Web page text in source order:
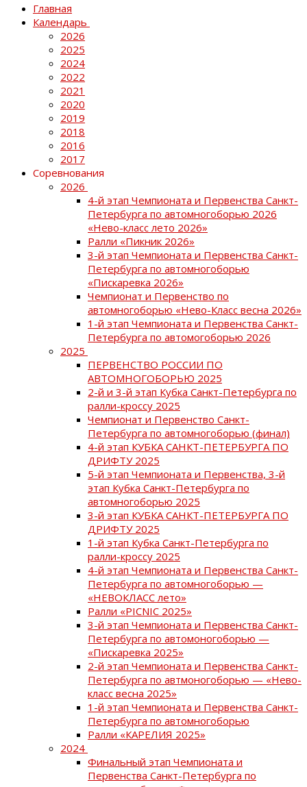
Главная
Календарь
2026
2025
2024
2022
2021
2020
2019
2018
2016
2017
Соревнования
2026
4-й этап Чемпионата и Первенства Санкт-
Петербурга по автомногоборью 2026
«Нево-класс лето 2026»
Ралли «Пикник 2026»
3-й этап Чемпионата и Первенства Санкт-
Петербурга по автомногоборью
«Пискаревка 2026»
Чемпионат и Первенство по
автомногоборью «Нево-Класс весна 2026»
1-й этап Чемпионата и Первенства Санкт-
Петербурга по автомогоборью 2026
2025
ПЕРВЕНСТВО РОССИИ ПО
АВТОМНОГОБОРЬЮ 2025
2-й и 3-й этап Кубка Санкт-Петербурга по
ралли-кроссу 2025
Чемпионат и Первенство Санкт-
Петербурга по автомногоборью (финал)
4-й этап КУБКА САНКТ-ПЕТЕРБУРГА ПО
ДРИФТУ 2025
5-й этап Чемпионата и Первенства, 3-й
этап Кубка Санкт-Петербурга по
автомногоборью 2025
3-й этап КУБКА САНКТ-ПЕТЕРБУРГА ПО
ДРИФТУ 2025
1-й этап Кубка Санкт-Петербурга по
ралли-кроссу 2025
4-й этап Чемпионата и Первенства Санкт-
Петербурга по автомногоборью —
«НЕВОКЛАСС лето»
Ралли «PICNIC 2025»
3-й этап Чемпионата и Первенства Санкт-
Петербурга по автомоногоборью —
«Пискаревка 2025»
2-й этап Чемпионата и Первенства Санкт-
Петербурга по автмоногоборью — «Нево-
класс весна 2025»
1-й этап Чемпионата и Первенства Санкт-
Петербурга по автомногоборью
Ралли «КАРЕЛИЯ 2025»
2024
Финальный этап Чемпионата и
Первенства Санкт-Петербурга по